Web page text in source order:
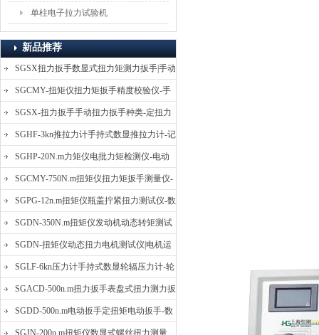
单柱电子拉力试验机
新品推荐
SGSX扭力扳手数显式扭力矩测力扳手|手动
定扭矩检测扳手
SGCMY-扭矩仪扭力矩扳手精度校验仪-手
动扳子扭矩校准仪
SGSX-扭力扳手手动扭力扳手种类-定扭力
矩检测扳手价格
SGHF-3kn推拉力计手持式数显推拉力计-记
忆数据拉压力测力计
SGHP-20N.m力矩仪电批力矩检测仪-电动
螺丝批扭力矩测试仪
SGCMY-750N.m扭矩仪扭力矩扳手测量仪-
校准扳手扭力精度测试仪
SGPG-12n.m扭矩仪瓶盖拧紧扭力测试仪-数
显式瓶盖扭力矩仪
SGDN-350N.m扭矩仪发动机动态转矩测试
仪-动态电机扭矩测量仪
SGDN-扭矩仪动态扭力电机测试仪|电机运
转摩擦力扭矩仪
SGLF-6kn压力计手持式数显轮辐压力计-轮
辐称重压力测力计
SGACD-500n.m扭力扳手表盘式扭力测力扳
手-表盘扭力矩检测扳手
SGDD-500n.m电动扳手定扭矩电动扳手-数
显式电动定扭力矩扳手
SGJN-200n.m扭矩仪数显式螺丝扭力测量